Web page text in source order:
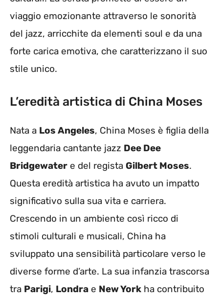
viaggio emozionante attraverso le sonorità
del jazz, arricchite da elementi soul e da una
forte carica emotiva, che caratterizzano il suo
stile unico.
L’eredità artistica di China Moses
Nata a Los Angeles, China Moses è figlia della
leggendaria cantante jazz Dee Dee
Bridgewater e del regista Gilbert Moses.
Questa eredità artistica ha avuto un impatto
significativo sulla sua vita e carriera.
Crescendo in un ambiente così ricco di
stimoli culturali e musicali, China ha
sviluppato una sensibilità particolare verso le
diverse forme d’arte. La sua infanzia trascorsa
tra Parigi, Londra e New York ha contribuito